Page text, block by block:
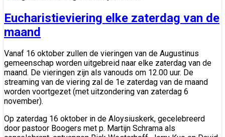
Eucharistieviering elke zaterdag van de
maand
Vanaf 16 oktober zullen de vieringen van de Augustinus
gemeenschap worden uitgebreid naar elke zaterdag van de
maand. De vieringen zijn als vanouds om 12.00 uur. De
streaming van de viering zal de 1e zaterdag van de maand
worden voortgezet (met uitzondering van zaterdag 6
november).
Op zaterdag 16 oktober in de Aloysiuskerk, gecelebreerd
door pastoor Boogers met p. Martijn Schrama als